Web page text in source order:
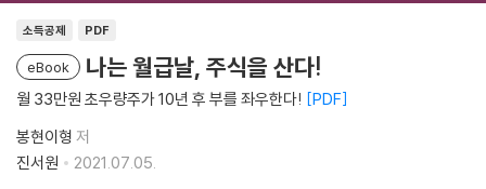
소득공제 PDF
eBook 나는 월급날, 주식을 산다!
월 33만원 초우량주가 10년 후 부를 좌우한다! PDF
봉현이형 저
진서원
2021.07.05.